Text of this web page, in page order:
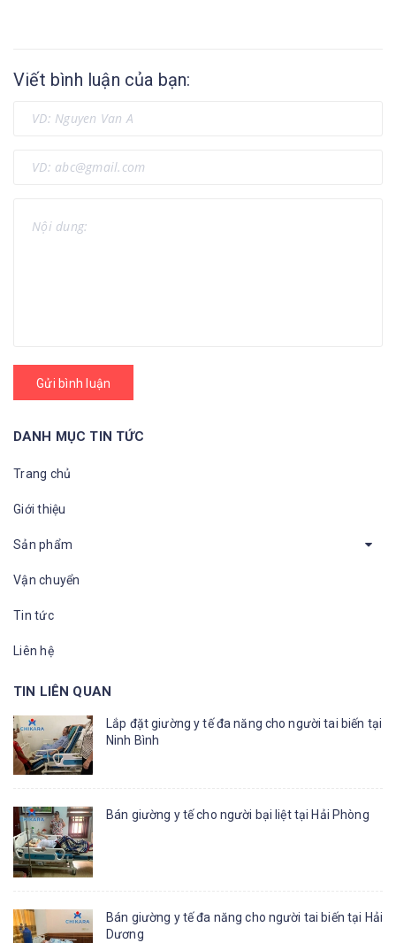
Viết bình luận của bạn:
Gửi bình luận
DANH MỤC TIN TỨC
Trang chủ
Giới thiệu
Sản phẩm
Vận chuyển
Tin tức
Liên hệ
TIN LIÊN QUAN
Lắp đặt giường y tế đa năng cho người tai biến tại
Ninh Bình
Bán giường y tế cho người bại liệt tại Hải Phòng
Bán giường y tế đa năng cho người tai biến tại Hải
Dương